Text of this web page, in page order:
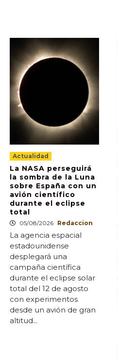
Actualidad
La NASA perseguirá
la sombra de la Luna
sobre España con un
avión científico
durante el eclipse
total
05/08/2026 Redaccion
La agencia espacial
estadounidense
desplegará una
campaña científica
durante el eclipse solar
total del 12 de agosto
con experimentos
desde un avión de gran
altitud...